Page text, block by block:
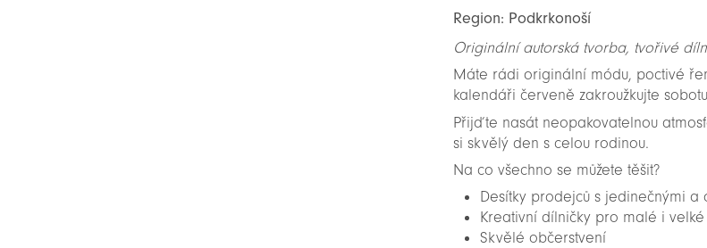
Region: Podkrkonoší
Originální autorská tvorba, tvořivé
Máte rádi originální módu, poctivé
kalendáři červeně zakroužkujte
Přijďte nasát neopakovatelnou
si skvělý den s celou rodinou.
Na co všechno se můžete těšit?
Desítky prodejců s jedinečnými
Kreativní dílničky pro malé i
Skvělé občerstvení